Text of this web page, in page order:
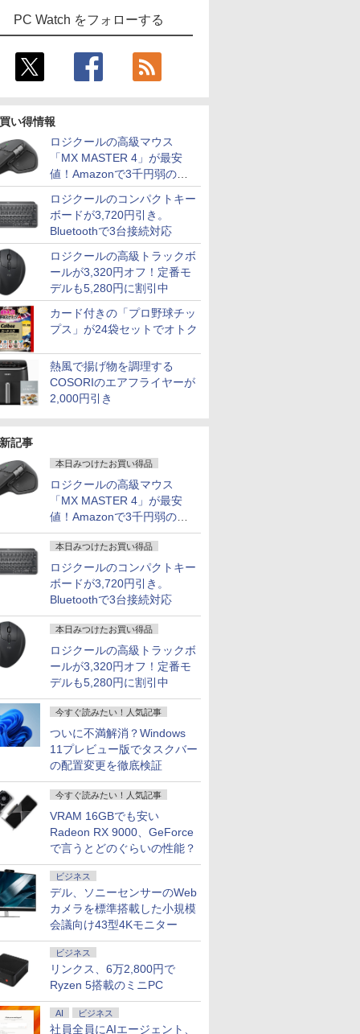
PC Watch をフォローする
い得情報
ロジクールの高級マウス
「MX MASTER 4」が最安
値！Amazonで3千円弱の割
引
ロジクールのコンパクトキー
ボードが3,720円引き。
Bluetoothで3台接続対応
ロジクールの高級トラックボ
ールが3,320円オフ！定番モ
デルも5,280円に割引中
カード付きの「プロ野球チッ
プス」が24袋セットでオトク
熱風で揚げ物を調理する
COSORIのエアフライヤーが
2,000円引き
記事
本日みつけたお買い得品
ロジクールの高級マウス
「MX MASTER 4」が最安
値！Amazonで3千円弱の割
引
本日みつけたお買い得品
ロジクールのコンパクトキー
ボードが3,720円引き。
Bluetoothで3台接続対応
本日みつけたお買い得品
ロジクールの高級トラックボ
ールが3,320円オフ！定番モ
デルも5,280円に割引中
今すぐ読みたい！人気記事
ついに不満解消？Windows
11プレビュー版でタスクバー
の配置変更を徹底検証
今すぐ読みたい！人気記事
VRAM 16GBでも安い
Radeon RX 9000、GeForce
で言うとどのぐらいの性能？
ビジネス
デル、ソニーセンサーのWeb
カメラを標準搭載した小規模
会議向け43型4Kモニター
ビジネス
リンクス、6万2,800円で
Ryzen 5搭載のミニPC
AI ビジネス
社員全員にAIエージェント、